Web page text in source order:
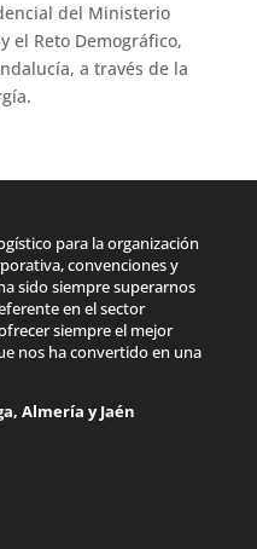
del Ministerio
el Reto Demográfico,
a través de la
para la organización
convenciones y
sido siempre superarnos
en el sector
siempre el mejor
nos ha convertido en una
, Almería yJaén